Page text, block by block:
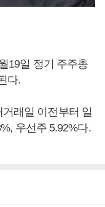
19일 정기 주주총
다.
래일 이전부터 일
우선주 5.92%다.